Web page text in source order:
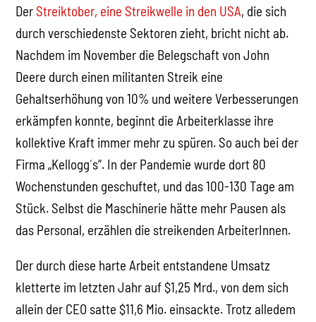
DerStreiktober, eine Streikwelle in den USA, die sich
durch verschiedenste Sektoren zieht, bricht nicht ab.
Nachdem im November die Belegschaft von John
Deere durch einen militanten Streik eine
Gehaltserhöhung von 10% und weitere Verbesserungen
erkämpfen konnte, beginnt die Arbeiterklasse ihre
kollektive Kraft immer mehr zu spüren. So auch bei der
Firma „Kellogg´s“. In der Pandemie wurde dort 80
Wochenstunden geschuftet, und das 100-130 Tage am
Stück. Selbst die Maschinerie hätte mehr Pausen als
das Personal, erzählen die streikenden ArbeiterInnen.
Der durch diese harte Arbeit entstandene Umsatz
kletterte im letzten Jahr auf $1,25 Mrd., von dem sich
allein der CEO satte $11,6 Mio. einsackte. Trotz alledem